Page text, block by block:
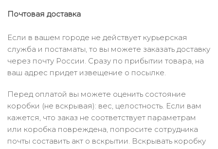
Почтовая доставка
Если в вашем городе не действует курьерская
служба и постаматы, то вы можете заказать доставку
через почту России. Сразу по прибытии товара, на
ваш адрес придет извещение о посылке.
Перед оплатой вы можете оценить состояние
коробки (не вскрывая): вес, целостность. Если вам
кажется, что заказ не соответствует параметрам
или коробка повреждена, попросите сотрудника
почты составить акт о вскрытии. Вскрывать коробку